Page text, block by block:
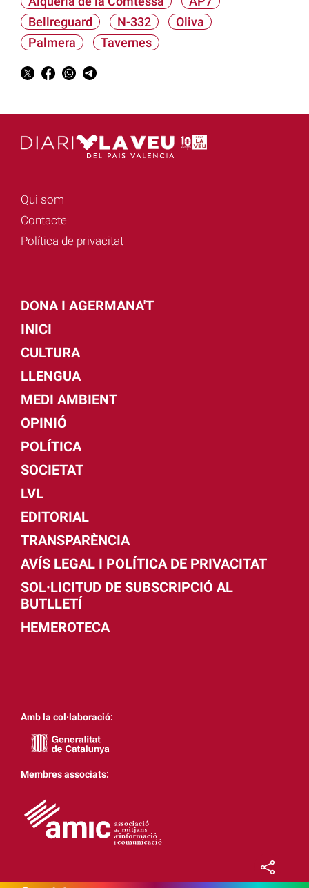
Bellreguard
N-332
Oliva
Palmera
Tavernes
Qui som
Contacte
Política de privacitat
DONA I AGERMANA'T
INICI
CULTURA
LLENGUA
MEDI AMBIENT
OPINIÓ
POLÍTICA
SOCIETAT
LVL
EDITORIAL
TRANSPARÈNCIA
AVÍS LEGAL I POLÍTICA DE PRIVACITAT
SOL·LICITUD DE SUBSCRIPCIÓ AL
BUTLLETÍ
HEMEROTECA
Amb la col·laboració:
Membres associats: